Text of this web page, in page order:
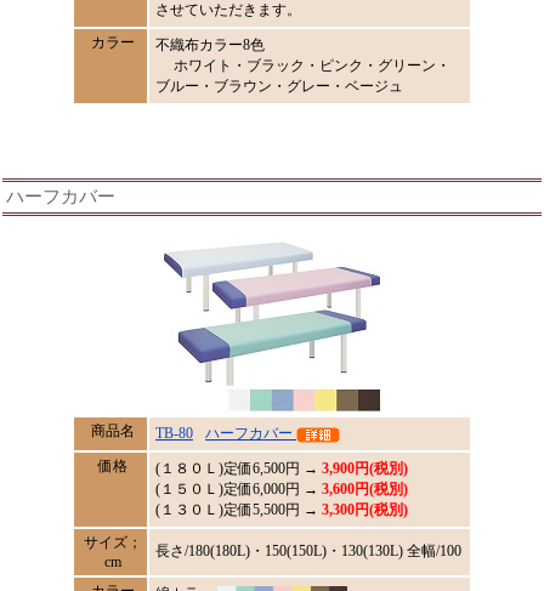
させていただきます。
カラー
不織布カラー8色
ホワイト・ブラック・ピンク・グリーン・
ブルー・ブラウン・グレー・ベージュ
ハーフカバー
商品名 TB-80
ハーフカバー
価格
(１８０Ｌ)定価6,500円 → 3,900円(税別)
(１５０Ｌ)定価6,000円 → 3,600円(税別)
(１３０Ｌ)定価5,500円 → 3,300円(税別)
サイズ；
cm
長さ/180(180L)・150(150L)・130(130L) 全幅/100